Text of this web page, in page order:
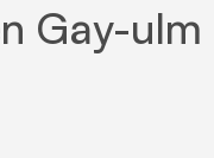
Gay-ulm